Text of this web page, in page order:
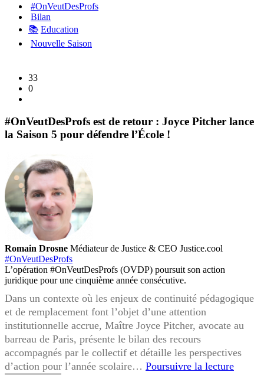
:
pourquoi
rejoindre
#OnVeutDesProfs
Bilan
📚 Education
Nouvelle Saison
33
0
#OnVeutDesProfs est de retour : Joyce Pitcher lance
la Saison 5 pour défendre l’École !
Romain Drosne Médiateur de Justice & CEO Justice.cool
#OnVeutDesProfs
L’opération #OnVeutDesProfs (OVDP) poursuit son action
juridique pour une cinquième année consécutive.
Dans un contexte où les enjeux de continuité pédagogique
et de remplacement font l’objet d’une attention
institutionnelle accrue, Maître Joyce Pitcher, avocate au
barreau de Paris, présente le bilan des recours
accompagnés par le collectif et détaille les perspectives
d’action pour l’année scolaire… Poursuivre la lecture